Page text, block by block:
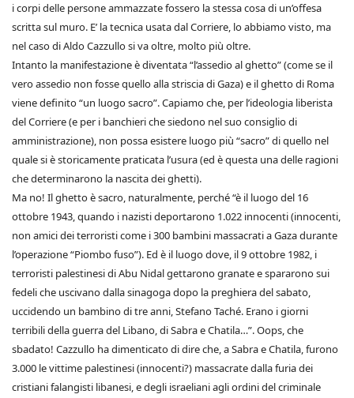
i corpi delle persone ammazzate fossero la stessa cosa di un’offesa
scritta sul muro. E’ la tecnica usata dal Corriere, lo abbiamo visto, ma
nel caso di Aldo Cazzullo si va oltre, molto più oltre.
Intanto la manifestazione è diventata “l’assedio al ghetto” (come se il
vero assedio non fosse quello alla striscia di Gaza) e il ghetto di Roma
viene definito “un luogo sacro”. Capiamo che, per l’ideologia liberista
del Corriere (e per i banchieri che siedono nel suo consiglio di
amministrazione), non possa esistere luogo più “sacro” di quello nel
quale si è storicamente praticata l’usura (ed è questa una delle ragioni
che determinarono la nascita dei ghetti).
Ma no! Il ghetto è sacro, naturalmente, perché “è il luogo del 16
ottobre 1943, quando i nazisti deportarono 1.022 innocenti (innocenti,
non amici dei terroristi come i 300 bambini massacrati a Gaza durante
l’operazione “Piombo fuso”). Ed è il luogo dove, il 9 ottobre 1982, i
terroristi palestinesi di Abu Nidal gettarono granate e spararono sui
fedeli che uscivano dalla sinagoga dopo la preghiera del sabato,
uccidendo un bambino di tre anni, Stefano Taché. Erano i giorni
terribili della guerra del Libano, di Sabra e Chatila…”. Oops, che
sbadato! Cazzullo ha dimenticato di dire che, a Sabra e Chatila, furono
3.000 le vittime palestinesi (innocenti?) massacrate dalla furia dei
cristiani falangisti libanesi, e degli israeliani agli ordini del criminale